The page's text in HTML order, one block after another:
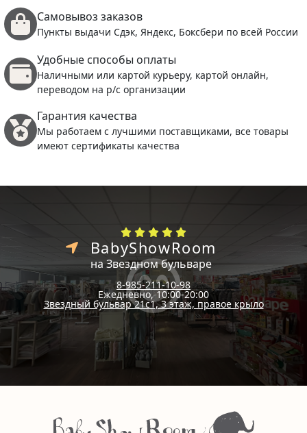
Самовывоз заказов
Пункты выдачи Сдэк, Яндекс, Боксбери по всей России
Удобные способы оплаты
Наличными или картой курьеру, картой онлайн,
переводом на р/с организации
Гарантия качества
Мы работаем с лучшими поставщиками, все товары
имеют сертификаты качества
BabyShowRoom
на Звездном бульваре
8-985-211-10-98
Ежедневно, 10:00-20:00
Звездный бульвар 21с1, 3 этаж, правое крыло